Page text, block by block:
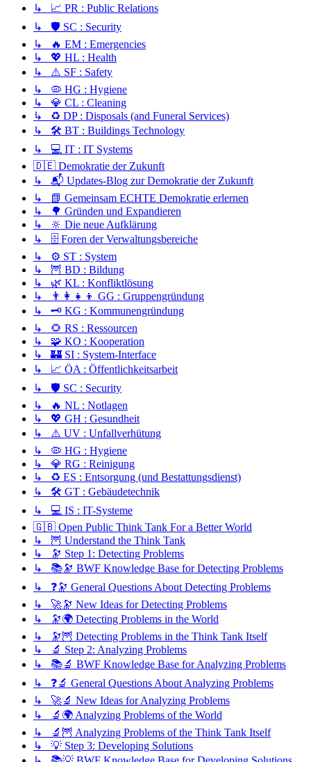
↳ 📈 PR : Public Relations
↳ 🛡️ SC : Security
↳ 🔥 EM : Emergencies
↳ 💖 HL : Health
↳ ⚠️ SF : Safety
↳ 🦠 HG : Hygiene
↳ 💎 CL : Cleaning
↳ ♻️ DP : Disposals (and Funeral Services)
↳ 🛠️ BT : Buildings Technology
↳ 💻 IT : IT Systems
🇩🇪 Demokratie der Zukunft
↳ 📬 Updates-Blog zur Demokratie der Zukunft
↳ 📗 Gemeinsam ECHTE Demokratie erlernen
↳ 🌳 Gründen und Expandieren
↳ 🔆 Die neue Aufklärung
↳ 🗄️ Foren der Verwaltungsbereiche
↳ ⚙️ ST : System
↳ 🦉 BD : Bildung
↳ 🌿 KL : Konfliktlösung
↳ 👨‍👩‍👧‍👦 GG : Gruppengründung
↳ 🗝️ KG : Kommunengründung
↳ 🌻 RS : Ressourcen
↳ 🧩 KO : Kooperation
↳ 🏰 SI : System-Interface
↳ 📈 ÖA : Öffentlichkeitsarbeit
↳ 🛡️ SC : Security
↳ 🔥 NL : Notlagen
↳ 💖 GH : Gesundheit
↳ ⚠️ UV : Unfallverhütung
↳ 🦠 HG : Hygiene
↳ 💎 RG : Reinigung
↳ ♻️ ES : Entsorgung (und Bestattungsdienst)
↳ 🛠️ GT : Gebäudetechnik
↳ 💻 IS : IT-Systeme
🇬🇧 Open Public Think Tank For a Better World
↳ 🦉 Understand the Think Tank
↳ 🔭 Step 1: Detecting Problems
↳ 📚🔭 BWF Knowledge Base for Detecting Problems
↳ ❓🔭 General Questions About Detecting Problems
↳ 🚀🔭 New Ideas for Detecting Problems
↳ 🔭🌍 Detecting Problems in the World
↳ 🔭🦉 Detecting Problems in the Think Tank Itself
↳ 🔬 Step 2: Analyzing Problems
↳ 📚🔬 BWF Knowledge Base for Analyzing Problems
↳ ❓🔬 General Questions About Analyzing Problems
↳ 🚀🔬 New Ideas for Analyzing Problems
↳ 🔬🌍 Analyzing Problems of the World
↳ 🔬🦉 Analyzing Problems of the Think Tank Itself
↳ 💡 Step 3: Developing Solutions